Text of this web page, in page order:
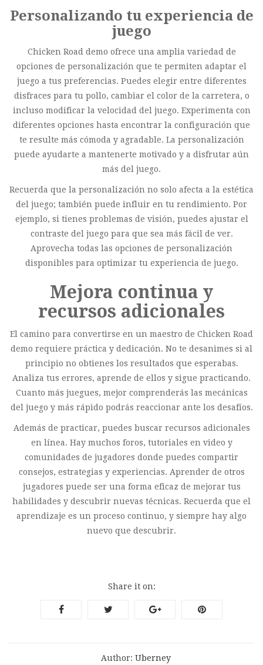
Personalizando tu experiencia de
juego
Chicken Road demo ofrece una amplia variedad de
opciones de personalización que te permiten adaptar el
juego a tus preferencias. Puedes elegir entre diferentes
disfraces para tu pollo, cambiar el color de la carretera, o
incluso modificar la velocidad del juego. Experimenta con
diferentes opciones hasta encontrar la configuración que
te resulte más cómoda y agradable. La personalización
puede ayudarte a mantenerte motivado y a disfrutar aún
más del juego.
Recuerda que la personalización no solo afecta a la estética
del juego; también puede influir en tu rendimiento. Por
ejemplo, si tienes problemas de visión, puedes ajustar el
contraste del juego para que sea más fácil de ver.
Aprovecha todas las opciones de personalización
disponibles para optimizar tu experiencia de juego.
Mejora continua y
recursos adicionales
El camino para convertirse en un maestro de Chicken Road
demo requiere práctica y dedicación. No te desanimes si al
principio no obtienes los resultados que esperabas.
Analiza tus errores, aprende de ellos y sigue practicando.
Cuanto más juegues, mejor comprenderás las mecánicas
del juego y más rápido podrás reaccionar ante los desafíos.
Además de practicar, puedes buscar recursos adicionales
en línea. Hay muchos foros, tutoriales en video y
comunidades de jugadores donde puedes compartir
consejos, estrategias y experiencias. Aprender de otros
jugadores puede ser una forma eficaz de mejorar tus
habilidades y descubrir nuevas técnicas. Recuerda que el
aprendizaje es un proceso continuo, y siempre hay algo
nuevo que descubrir.
Share it on:
Author: Uberney